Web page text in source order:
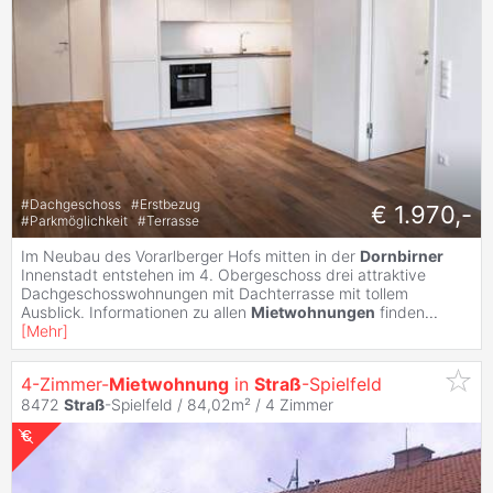
#Dachgeschoss #Erstbezug
#Parkmöglichkeit #Terrasse € 1.970,-
Im Neubau des Vorarlberger Hofs mitten in der Dornbirner
Innenstadt entstehen im 4. Obergeschoss drei attraktive
Dachgeschosswohnungen mit Dachterrasse mit tollem
Ausblick. Informationen zu allen Mietwohnungen finden...
[Mehr]
4-Zimmer-Mietwohnung in Straß-Spielfeld
8472 Straß-Spielfeld / 84,02m² / 4 Zimmer